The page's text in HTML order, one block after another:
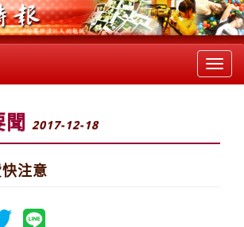
聞 2017-12-18
注意